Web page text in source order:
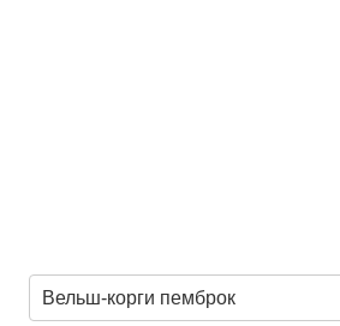
Вельш-корги пемброк